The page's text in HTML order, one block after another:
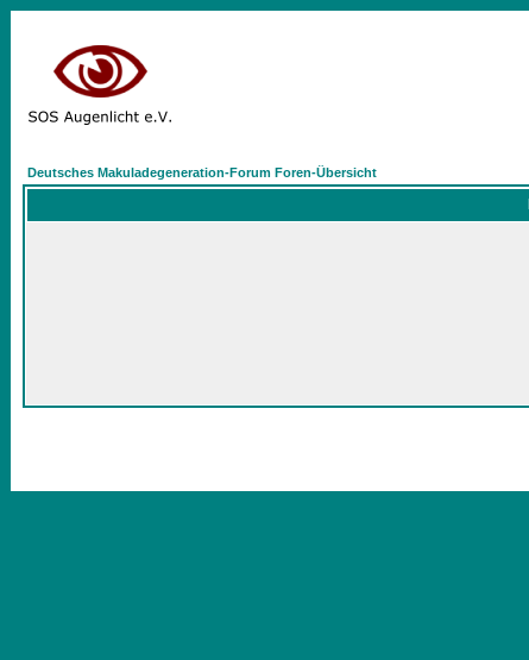
Deutsches Makuladegeneration-Forum Foren-Übersicht